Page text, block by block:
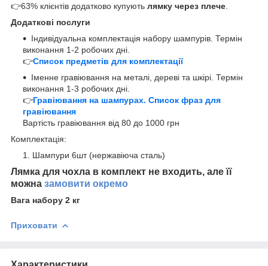
👉63% клієнтів додатково купують лямку через плече
Додаткові послуги
Індивідуальна комплектація набору шампурів. Термін
виконання 1-2 робочих дні.
👉Список предметів для комплектації
Іменне гравіювання на металі, дереві та шкірі. Термін
виконання 1-3 робочих дні.
👉Гравіювання на шампурах. Список фраз для
гравіювання
Вартість гравіювання від 80 до 1000 грн
Комплектація:
Шампури 6шт (нержавіюча сталь)
Лямка для чохла в комплект не входить, але її
можна замовити окремо
Вага набору 2 кг
Приховати